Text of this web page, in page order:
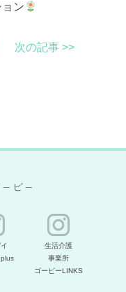
ン
次の記事 >>
plus
生活介護
事業所
ゴービーLINKS